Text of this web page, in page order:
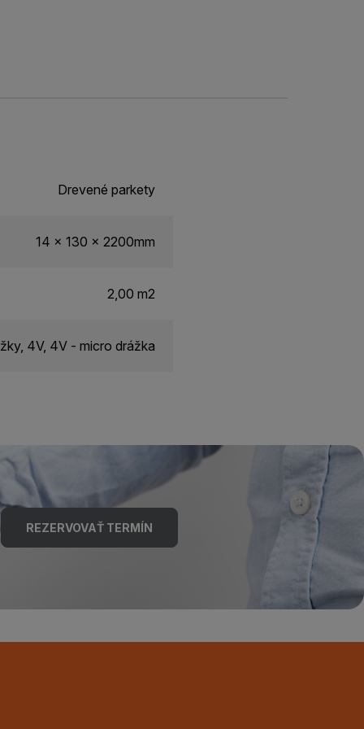
Drevené parkety
14 x 130 x 2200mm
2,00 m2
4V, 4V - micro drážka
REZERVOVAŤ TERMÍN